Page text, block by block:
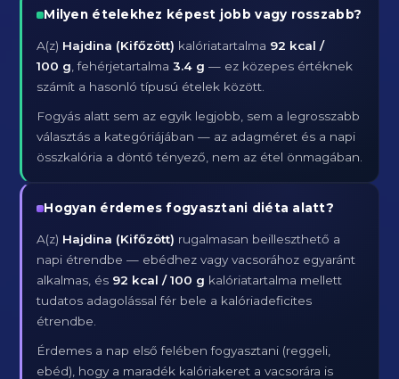
Milyen ételekhez képest jobb vagy rosszabb?
A(z) Hajdina (Kifőzött) kalóriatartalma 92 kcal /
100 g , fehérjetartalma3.4 g — ez közepes értéknek
számít a hasonló típusú ételek között.
Fogyás alatt sem az egyik legjobb, sem a legrosszabb
választás a kategóriájában — az adagméret és a napi
összkalória a döntő tényező, nem az étel önmagában.
Hogyan érdemes fogyasztani diéta alatt?
A(z) Hajdina (Kifőzött) rugalmasan beilleszthető a
napi étrendbe — ebédhez vagy vacsorához egyaránt
alkalmas, és 92 kcal / 100 g kalóriatartalma mellett
tudatos adagolással fér bele a kalóriadeficites
étrendbe.
Érdemes a nap első felében fogyasztani (reggeli,
ebéd), hogy a maradék kalóriakeret a vacsorára is